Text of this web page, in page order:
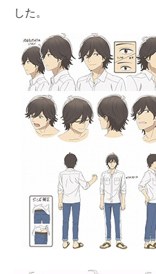
した。